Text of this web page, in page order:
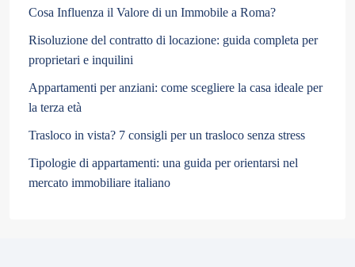
Cosa Influenza il Valore di un Immobile a Roma?
Risoluzione del contratto di locazione: guida completa per
proprietari e inquilini
Appartamenti per anziani: come scegliere la casa ideale per
la terza età
Trasloco in vista? 7 consigli per un trasloco senza stress
Tipologie di appartamenti: una guida per orientarsi nel
mercato immobiliare italiano